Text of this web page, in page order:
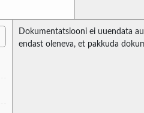
Dokumentatsiooni ei uuendata
endast oleneva, et pakkuda